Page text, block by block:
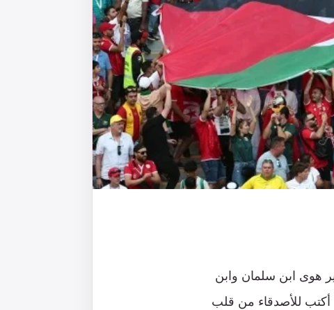
على غير هوى ابن سلمان وابن
أكتب للأصدقاء من قلب